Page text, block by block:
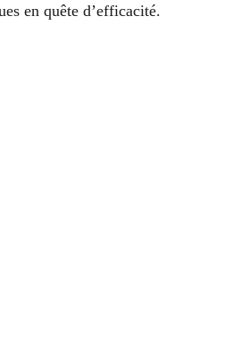
en quête d’efficacité.